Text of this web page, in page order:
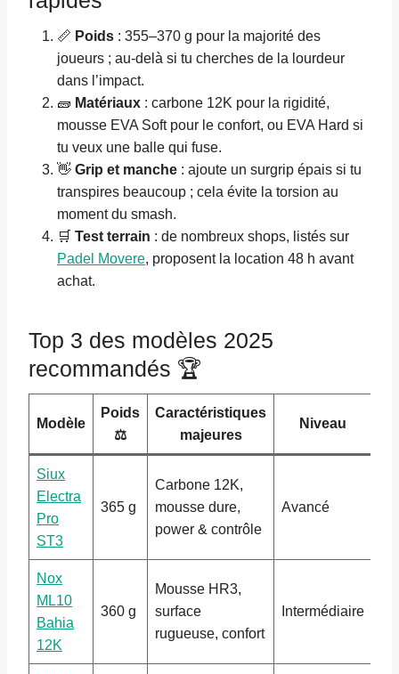
📏 Poids : 355–370 g pour la majorité des
joueurs ; au-delà si tu cherches de la lourdeur
dans l’impact.
🧱 Matériaux : carbone 12K pour la rigidité,
mousse EVA Soft pour le confort, ou EVA Hard si
tu veux une balle qui fuse.
👋 Grip et manche : ajoute un surgrip épais si tu
transpires beaucoup ; cela évite la torsion au
moment du smash.
🛒 Test terrain : de nombreux shops, listés sur
Padel Movere, proposent la location 48 h avant
achat.
Top 3 des modèles 2025
recommandés 🏆
Modèle
Poids
⚖️
Caractéristiques
majeures
Niveau
Siux
Electra
Pro
ST3
365 g
Carbone 12K,
mousse dure,
power & contrôle
Avancé
Nox
ML10
Bahia
12K
360 g
Mousse HR3,
surface
rugueuse, confort
Intermédiaire